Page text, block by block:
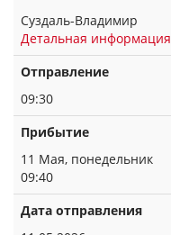
Суздаль-Владимир
Детальная информация
Отправление
09:30
Прибытие
11 Мая, понедельник
09:40
Дата отправления